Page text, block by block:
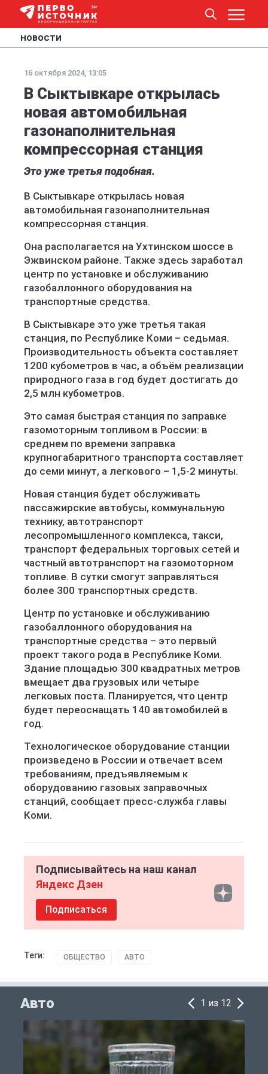
НОВОСТИ
16 октября 2024, 13:05
В Сыктывкаре открылась
новая автомобильная
газонаполнительная
компрессорная станция
Это уже третья подобная.
В Сыктывкаре открылась новая
автомобильная газонаполнительная
компрессорная станция.
Она располагается на Ухтинском шоссе в
Эжвинском районе. Также здесь заработал
центр по установке и обслуживанию
газобаллонного оборудования на
транспортные средства.
В Сыктывкаре это уже третья такая
станция, по Республике Коми – седьмая.
Производительность объекта составляет
1200 кубометров в час, а объём реализации
природного газа в год будет достигать до
2,5 млн кубометров.
Это самая быстрая станция по заправке
газомоторным топливом в России: в
среднем по времени заправка
крупногабаритного транспорта составляет
до семи минут, а легкового – 1,5-2 минуты.
Новая станция будет обслуживать
пассажирские автобусы, коммунальную
технику, автотранспорт
лесопромышленного комплекса, такси,
транспорт федеральных торговых сетей и
частный автотранспорт на газомоторном
топливе. В сутки смогут заправляться
более 300 транспортных средств.
Центр по установке и обслуживанию
газобаллонного оборудования на
транспортные средства – это первый
проект такого рода в Республике Коми.
Здание площадью 300 квадратных метров
вмещает два грузовых или четыре
легковых поста. Планируется, что центр
будет переоснащать 140 автомобилей в
год.
Технологическое оборудование станции
произведено в России и отвечает всем
требованиям, предъявляемым к
оборудованию газовых заправочных
станций, сообщает пресс-служба главы
Коми.
Подписывайтесь на наш канал
Яндекс Дзен
Подписаться
Теги: ОБЩЕСТВО АВТО
Авто 1 из 12